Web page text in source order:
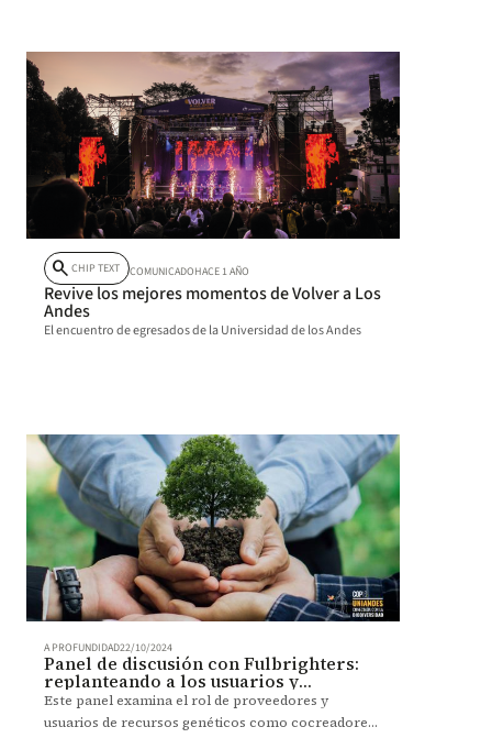
search CHIP TEXT COMUNICADOHACE 1 AÑO
Revive los mejores momentos de Volver a Los
Andes
El encuentro de egresados de la Universidad de los Andes
A PROFUNDIDAD22/10/2024
Panel de discusión con Fulbrighters:
replanteando a los usuarios y
proveedores de DSI como co-
creadores
Este panel examina el rol de proveedores y
usuarios de recursos genéticos como cocreadores